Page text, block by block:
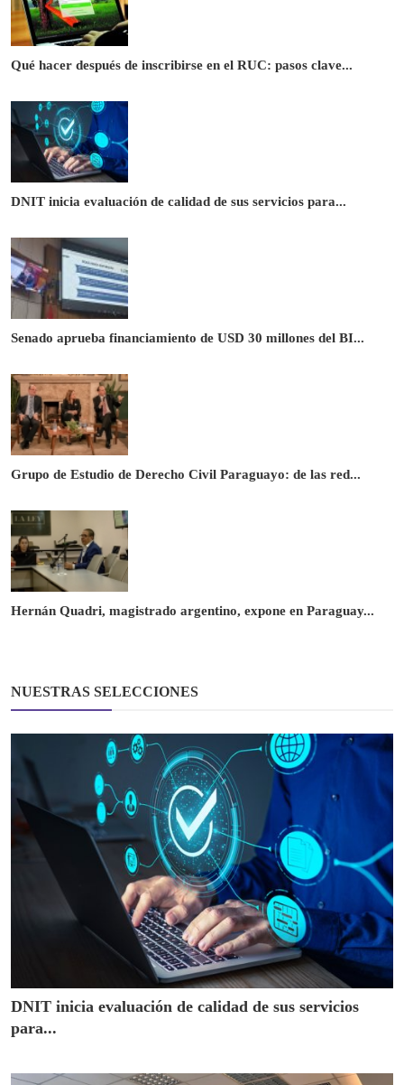
Qué hacer después de inscribirse en el RUC: pasos clave...
DNIT inicia evaluación de calidad de sus servicios para...
Senado aprueba financiamiento de USD 30 millones del BI...
Grupo de Estudio de Derecho Civil Paraguayo: de las red...
Hernán Quadri, magistrado argentino, expone en Paraguay...
NUESTRAS SELECCIONES
DNIT inicia evaluación de calidad de sus servicios
para...